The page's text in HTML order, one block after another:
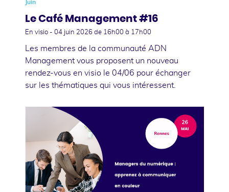
Juin
Le Café Management #16
En visio - 04 juin 2026 de 16h00 à 17h00
Les membres de la communauté ADN
Management vous proposent un nouveau
rendez-vous en visio le 04/06 pour échanger
sur les thématiques qui vous intéressent.